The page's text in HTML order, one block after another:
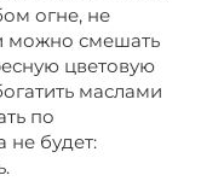
огне, не
можно смешать
цветовую
маслами
по
не будет: